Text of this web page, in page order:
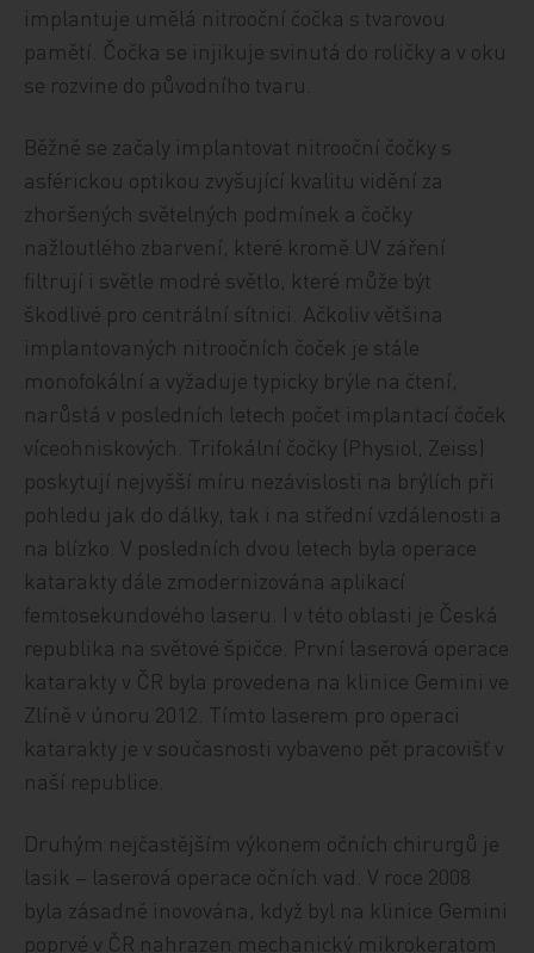
implantuje umělá nitrooční čočka s tvarovou
pamětí. Čočka se injikuje svinutá do roličky a v oku
se rozvine do původního tvaru.
Běžně se začaly implantovat nitrooční čočky s
asférickou optikou zvyšující kvalitu vidění za
zhoršených světelných podmínek a čočky
nažloutlého zbarvení, které kromě UV záření
filtrují i světle modré světlo, které může být
škodlivé pro centrální sítnici. Ačkoliv většina
implantovaných nitroočních čoček je stále
monofokální a vyžaduje typicky brýle na čtení,
narůstá v posledních letech počet implantací čoček
víceohniskových. Trifokální čočky (Physiol, Zeiss)
poskytují nejvyšší míru nezávislosti na brýlích při
pohledu jak do dálky, tak i na střední vzdálenosti a
na blízko. V posledních dvou letech byla operace
katarakty dále zmodernizována aplikací
femtosekundového laseru. I v této oblasti je Česká
republika na světové špičce. První laserová operace
katarakty v ČR byla provedena na klinice Gemini ve
Zlíně v únoru 2012. Tímto laserem pro operaci
katarakty je v současnosti vybaveno pět pracovišť v
naší republice.
Druhým nejčastějším výkonem očních chirurgů je
lasik – laserová operace očních vad. V roce 2008
byla zásadně inovována, když byl na klinice Gemini
poprvé v ČR nahrazen mechanický mikrokeratom